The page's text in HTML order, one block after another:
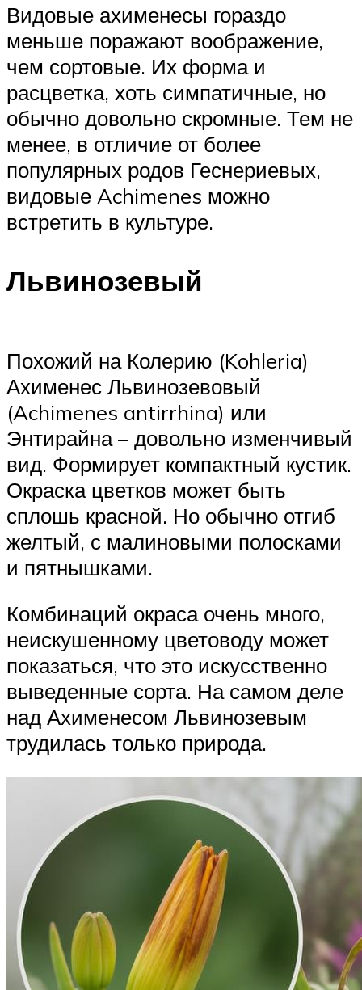
Видовые ахименесы гораздо
меньше поражают воображение,
чем сортовые. Их форма и
расцветка, хоть симпатичные, но
обычно довольно скромные. Тем не
менее, в отличие от более
популярных родов Геснериевых,
видовые Achimenes можно
встретить в культуре.
Львинозевый
Похожий на Колерию (Kohleria)
Ахименес Львинозевовый
(Achimenes antirrhina) или
Энтирайна – довольно изменчивый
вид. Формирует компактный кустик.
Окраска цветков может быть
сплошь красной. Но обычно отгиб
желтый, с малиновыми полосками
и пятнышками.
Комбинаций окраса очень много,
неискушенному цветоводу может
показаться, что это искусственно
выведенные сорта. На самом деле
над Ахименесом Львинозевым
трудилась только природа.